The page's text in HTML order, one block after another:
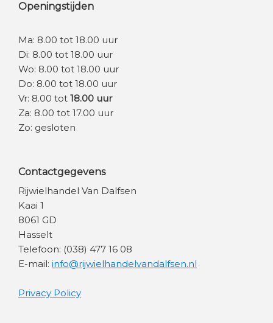
Openingstijden
Ma: 8.00 tot 18.00 uur
Di: 8.00 tot 18.00 uur
Wo: 8.00 tot 18.00 uur
Do: 8.00 tot 18.00 uur
Vr: 8.00 tot 18.00 uur
Za: 8.00 tot 17.00 uur
Zo: gesloten
Contactgegevens
Rijwielhandel Van Dalfsen
Kaai 1
8061 GD
Hasselt
Telefoon: (038) 477 16 08
E-mail: info@rijwielhandelvandalfsen.nl
Privacy Policy